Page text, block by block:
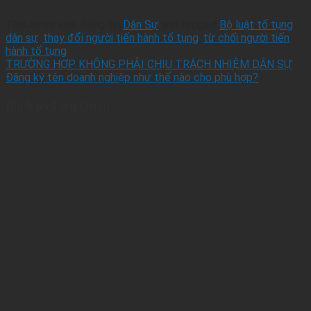
Dân Sự
Bộ luật tố tụng
dân sự thay đổi người tiến hành tố tụng từ chối người tiến
hành tố tụng
TRƯỜNG HỢP KHÔNG PHẢI CHỊU TRÁCH NHIỆM DÂN SỰ
Đăng ký tên doanh nghiệp như thế nào cho phù hợp?